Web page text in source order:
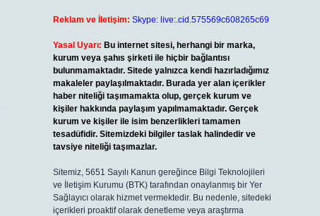
Reklam ve İletişim: Skype: live:.cid.575569c608265c69
Yasal Uyarı: Bu internet sitesi, herhangi bir marka,
kurum veya şahıs şirketi ile hiçbir bağlantısı
bulunmamaktadır. Sitede yalnızca kendi hazırladığımız
makaleler paylaşılmaktadır. Burada yer alan içerikler
haber niteliği taşımamakta olup, gerçek kurum ve
kişiler hakkında paylaşım yapılmamaktadır. Gerçek
kurum ve kişiler ile isim benzerlikleri tamamen
tesadüfidir. Sitemizdeki bilgiler taslak halindedir ve
tavsiye niteliği taşımazlar.
Sitemiz, 5651 Sayılı Kanun gereğince Bilgi Teknolojileri
ve İletişim Kurumu (BTK) tarafından onaylanmış bir Yer
Sağlayıcı olarak hizmet vermektedir. Bu nedenle, sitedeki
içerikleri proaktif olarak denetleme veya araştırma